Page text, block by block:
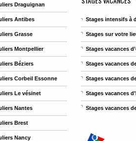
Draguignan
Antibes
Grasse
Montpellier
Béziers
Corbeil Essonne
Le vésinet
Nantes
Brest
Nancy
Stages intensifs à
Stages sur votre
Stages vacances
Stages vacances
Stages vacances
Stages vacances
Stages vacances